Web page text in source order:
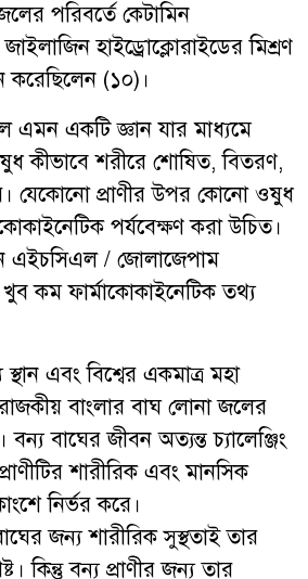
পরিবর্তে কেটামিন
হাইড্রোক্লোরাইডের মিশ্রণ
করেছিলেন (১০)।
এমন একটি জ্ঞান যার মাধ্যমে
কীভাবে শরীরে শোষিত, বিতরণ,
যেকোনো প্রাণীর উপর কোনো ওষুধ
পর্যবেক্ষণ করা উচিত।
এইচসিএল / জোলাজেপাম
কম ফার্মাকোকাইনেটিক তথ্য
এবং বিশ্বের একমাত্র মহা
বাংলার বাঘ লোনা জলের
বন্য বাঘের জীবন অত্যন্ত চ্যালেঞ্জিং
শারীরিক এবং মানসিক
নির্ভর করে।
জন্য শারীরিক সুস্থতাই তার
কিন্তু বন্য প্রাণীর জন্য তার